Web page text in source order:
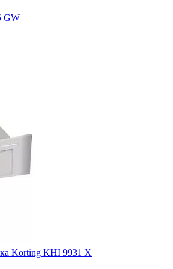
GW
Korting KHI 9931 X